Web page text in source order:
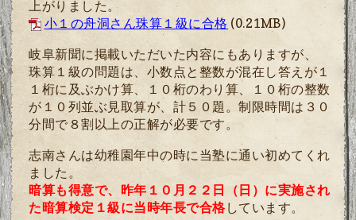
上がりました。
小１の舟洞さん珠算１級に合格 (0.21MB)
岐阜新聞に掲載いただいた内容にもありますが、
珠算１級の問題は、小数点と整数が混在し答えが１
１桁に及ぶかけ算、１０桁のわり算、１０桁の整数
が１０列並ぶ見取算が、計５０題。制限時間は３０
分間で８割以上の正解が必要です。
志南さんは幼稚園年中の時に当塾に通い初めてくれ
ました。
暗算も得意で、昨年１０月 ２２日（日） に実施され
た暗算検定１級に当時年長で合格しています。